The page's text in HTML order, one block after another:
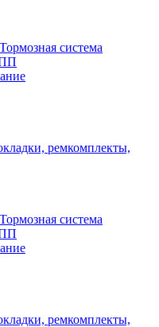
система
ремкомплекты,
система
ремкомплекты,